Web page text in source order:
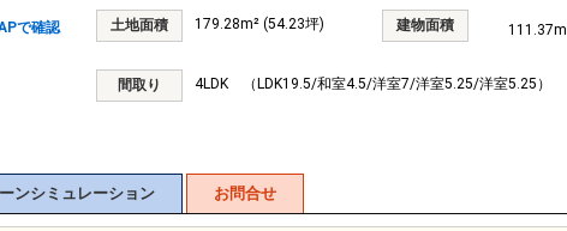
で確認 土地面積 179.28m² (54.23坪) 建物面積 111.37m
間取り 4LDK （LDK19.5/和室4.5/洋室7/洋室5.25/洋室5.25）
ンシミュレーション お問合せ